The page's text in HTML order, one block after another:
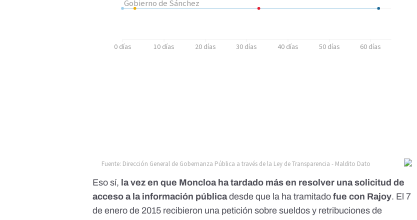
Eso sí, la vez en que Moncloa ha tardado más en resolver una solicitud de
acceso a la información públicadesde que la ha tramitadofue con Rajoy. El 7
de enero de 2015 recibieron una petición sobre sueldos y retribuciones de